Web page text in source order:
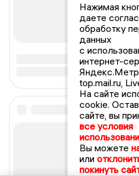
Нажимая
даете
обработку
данных
с
интернет-
top.mail.ru,
На сайте
cookie.
сайте, вы
все условия
Вы можете
или
покинуть